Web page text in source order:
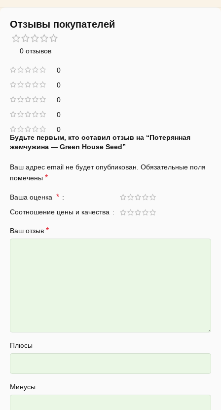
Отзывы покупателей
0 отзывов
0
0
0
0
0
Будьте первым, кто оставил отзыв на “Потерянная
жемчужина — Green House Seed”
Ваш адрес email не будет опубликован. Обязательные поля
помечены *
Ваша оценка *
Соотношение цены и качества
Ваш отзыв *
Плюсы
Минусы